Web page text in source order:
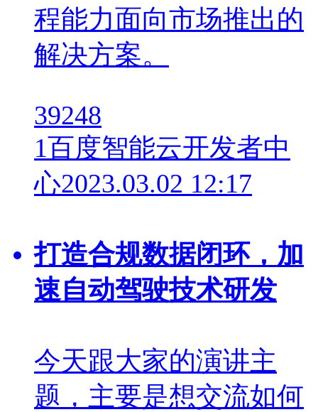
程能力面向市场推出的
解决方案。
39248
1百度智能云开发者中
心2023.03.02 12:17
打造合规数据闭环，加
速自动驾驶技术研发
今天跟大家的演讲主
题，主要是想交流如何